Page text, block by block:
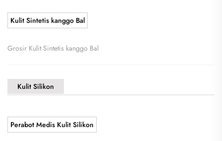
Kulit Sintetis kanggo Bal
Grosir Kulit Sintetis kanggo Bal
Kulit Silikon
Perabot Medis Kulit Silikon